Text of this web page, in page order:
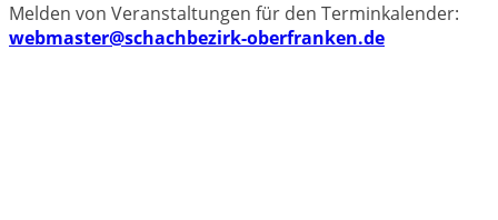
Melden von Veranstaltungen für den Terminkalender:
webmaster@schachbezirk-oberfranken.de